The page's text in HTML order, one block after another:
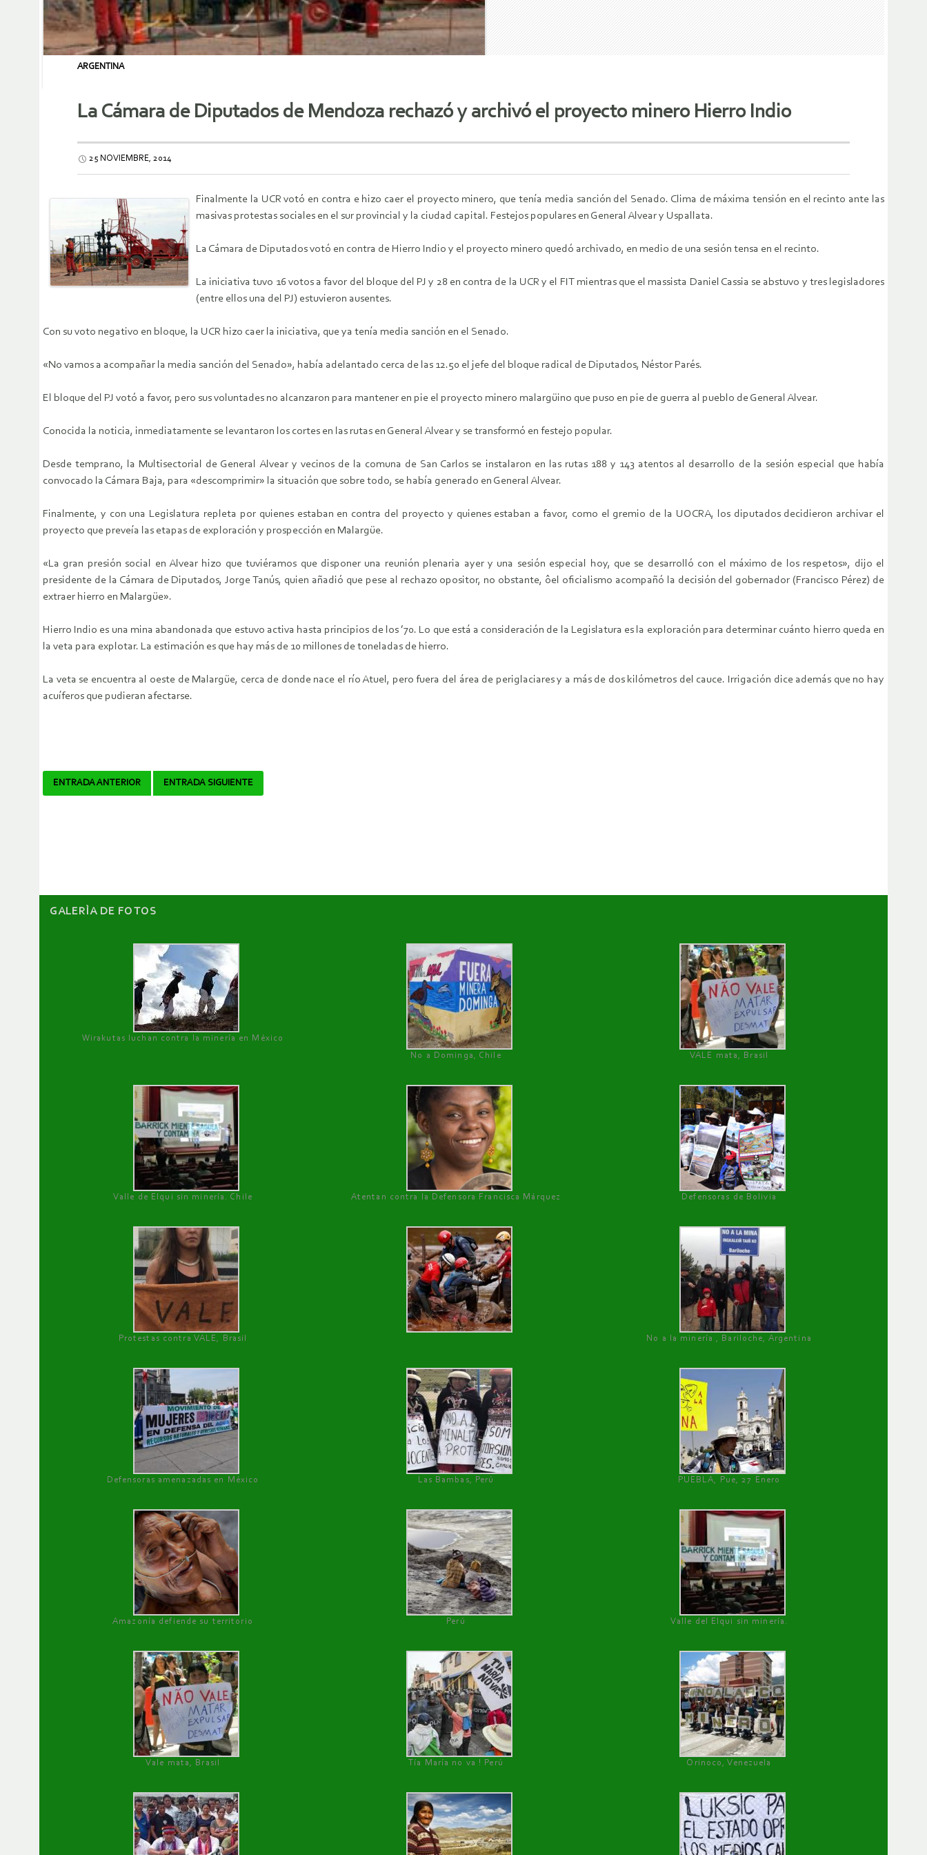
ARGENTINA
La Cámara de Diputados de Mendoza rechazó y archivó el proyecto minero Hierro Indio
25 NOVIEMBRE, 2014
Finalmente la UCR votó en contra e hizo caer el proyecto minero, que tenía media sanción del Senado. Clima de máxima tensión en el recinto ante las
masivas protestas sociales en el sur provincial y la ciudad capital. Festejos populares en General Alvear y Uspallata.
La Cámara de Diputados votó en contra de Hierro Indio y el proyecto minero quedó archivado, en medio de una sesión tensa en el recinto.
La iniciativa tuvo 16 votos a favor del bloque del PJ y 28 en contra de la UCR y el FIT mientras que el massista Daniel Cassia se abstuvo y tres legisladores
(entre ellos una del PJ) estuvieron ausentes.
Con su voto negativo en bloque, la UCR hizo caer la iniciativa, que ya tenía media sanción en el Senado.
«No vamos a acompañar la media sanción del Senado», había adelantado cerca de las 12.50 el jefe del bloque radical de Diputados, Néstor Parés.
El bloque del PJ votó a favor, pero sus voluntades no alcanzaron para mantener en pie el proyecto minero malargüino que puso en pie de guerra al pueblo de General Alvear.
Conocida la noticia, inmediatamente se levantaron los cortes en las rutas en General Alvear y se transformó en festejo popular.
Desde temprano, la Multisectorial de General Alvear y vecinos de la comuna de San Carlos se instalaron en las rutas 188 y 143 atentos al desarrollo de la sesión especial que había
convocado la Cámara Baja, para «descomprimir» la situación que sobre todo, se había generado en General Alvear.
Finalmente, y con una Legislatura repleta por quienes estaban en contra del proyecto y quienes estaban a favor, como el gremio de la UOCRA, los diputados decidieron archivar el
proyecto que preveía las etapas de exploración y prospección en Malargüe.
«La gran presión social en Alvear hizo que tuviéramos que disponer una reunión plenaria ayer y una sesión especial hoy, que se desarrolló con el máximo de los respetos», dijo el
presidente de la Cámara de Diputados, Jorge Tanús, quien añadió que pese al rechazo opositor, no obstante, ôel oficialismo acompañó la decisión del gobernador (Francisco Pérez) de
extraer hierro en Malargüe».
Hierro Indio es una mina abandonada que estuvo activa hasta principios de los ’70. Lo que está a consideración de la Legislatura es la exploración para determinar cuánto hierro queda en
la veta para explotar. La estimación es que hay más de 10 millones de toneladas de hierro.
La veta se encuentra al oeste de Malargüe, cerca de donde nace el río Atuel, pero fuera del área de periglaciares y a más de dos kilómetros del cauce. Irrigación dice además que no hay
acuíferos que pudieran afectarse.
Navegador
ENTRADA ANTERIOR ENTRADA SIGUIENTE
GALERÌA DE FOTOS
Wirakutas luchan contra la minería en México
No a Dominga, Chile
VALE mata, Brasil
Valle de Elqui sin minería. Chile Atentan contra la Defensora Francisca Márquez Defensoras de Bolivia
Protestas contra VALE, Brasil No a la minería , Bariloche, Argentina
Defensoras amenazadas en México Las Bambas, Perú PUEBLA, Pue, 27 Enero
Amazonía defiende su territorio Perú Valle del Elqui sin minería.
Vale mata, Brasil Tía María no va ! Perú Orinoco, Venezuela